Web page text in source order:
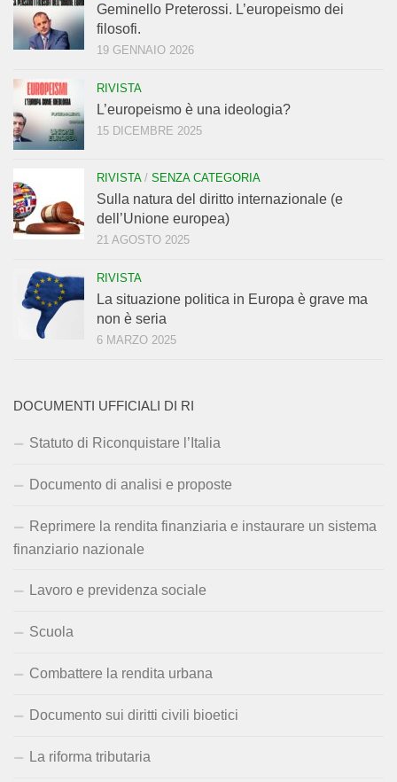
Geminello Preterossi. L’europeismo dei
filosofi.
19 GENNAIO 2026
RIVISTA
L’europeismo è una ideologia?
15 DICEMBRE 2025
RIVISTA/ SENZA CATEGORIA
Sulla natura del diritto internazionale (e
dell’Unione europea)
21 AGOSTO 2025
RIVISTA
La situazione politica in Europa è grave ma
non è seria
6 MARZO 2025
DOCUMENTI UFFICIALI DI RI
Statuto di Riconquistare l’Italia
Documento di analisi e proposte
Reprimere la rendita finanziaria e instaurare un sistema
finanziario nazionale
Lavoro e previdenza sociale
Scuola
Combattere la rendita urbana
Documento sui diritti civili bioetici
La riforma tributaria